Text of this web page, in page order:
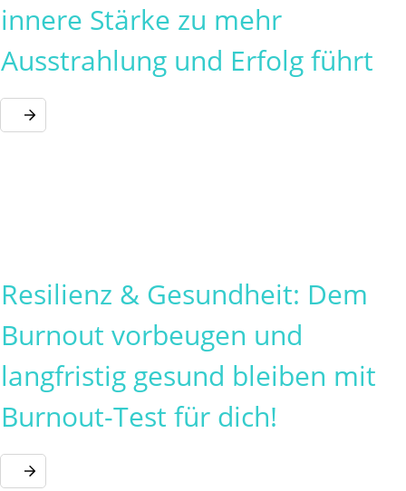
innere Stärke zu mehr
Ausstrahlung und Erfolg führt
Resilienz & Gesundheit: Dem
Burnout vorbeugen und
langfristig gesund bleiben mit
Burnout-Test für dich!